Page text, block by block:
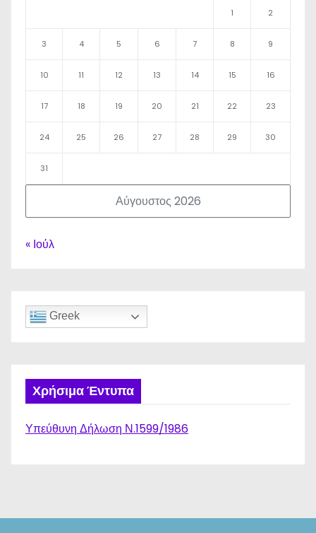
Αύγουστος 2026
1 2
3 4 5 6 7 8 9
10 11 12 13 14 15 16
17 18 19 20 21 22 23
24 25 26 27 28 29 30
31
« Ιούλ
Greek
Χρήσιμα Έντυπα
Υπεύθυνη Δήλωση Ν.1599/1986